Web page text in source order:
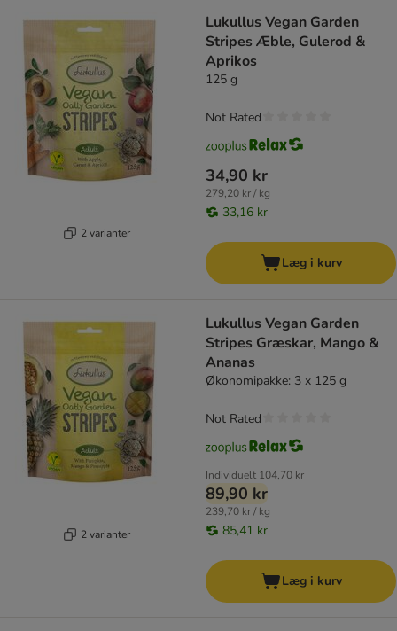
2 varianter
Lukullus Vegan Garden
Stripes Æble, Gulerod &
Aprikos
125 g
34,90 kr
279,20 kr / kg
33,16 kr
Not Rated
Læg i kurv
2 varianter
Lukullus Vegan Garden
Stripes Græskar, Mango &
Ananas
Økonomipakke: 3 x 125 g
Individuelt 104,70 kr
89,90 kr
239,70 kr / kg
85,41 kr
Not Rated
Læg i kurv